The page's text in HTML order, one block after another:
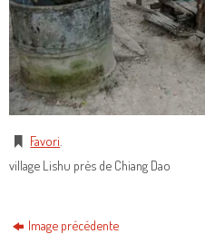
Favori
village Lishu près de Chiang Dao
Image précédente